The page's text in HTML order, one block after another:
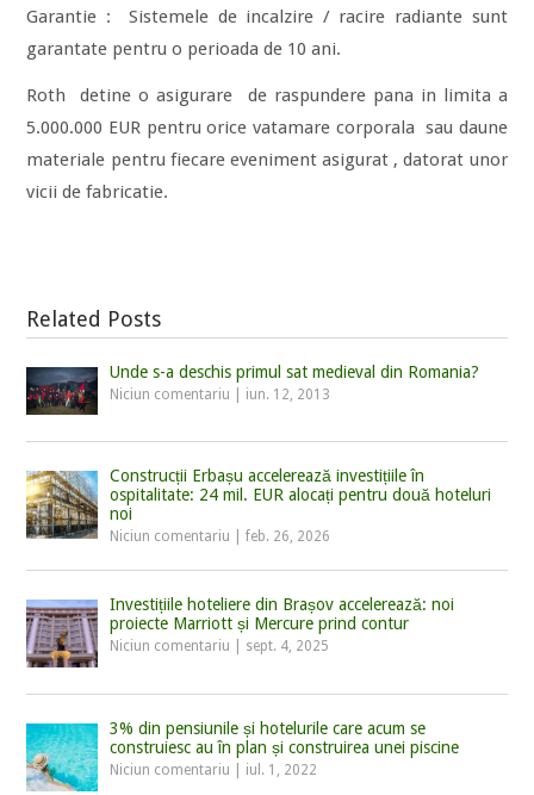
Garantie : Sistemele de incalzire / racire radiante sunt
garantate pentru o perioada de 10 ani.
Roth detine o asigurare de raspundere pana in limita a
5.000.000 EUR pentru orice vatamare corporala sau daune
materiale pentru fiecare eveniment asigurat , datorat unor
vicii de fabricatie.
Related Posts
Unde s-a deschis primul sat medieval din Romania?
Niciun comentariu iun. 12, 2013
Construcții Erbașu accelerează investițiile în
ospitalitate: 24 mil. EUR alocați pentru două hoteluri
noi
Niciun comentariu |feb. 26, 2026
Investițiile hoteliere din Brașov accelerează: noi
proiecte Marriott și Mercure prind contur
Niciun comentariu sept. 4, 2025
3% din pensiunile și hotelurile care acum se
construiesc au în plan și construirea unei piscine
Niciun comentariu iul. 1, 2022